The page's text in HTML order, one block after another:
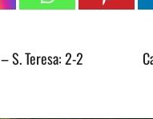
S. Teresa: 2-2